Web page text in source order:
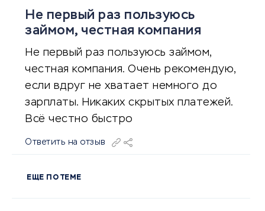
Не первый раз пользуюсь
займом, честная компания
Не первый раз пользуюсь займом,
честная компания. Очень рекомендую,
если вдруг не хватает немного до
зарплаты. Никаких скрытых платежей.
Всё честно быстро
Ответить на отзыв
ЕЩЕ ПО ТЕМЕ